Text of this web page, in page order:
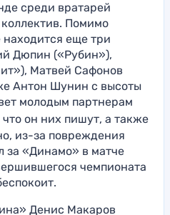
среди вратарей
Помимо
еще три
Дюпин («Рубин»),
Матвей Сафонов
Антон Шунин с высоты
молодым партнерам
что он них пишут, а также
из-за повреждения
за «Динамо» в матче
чемпионата
Денис Макаров